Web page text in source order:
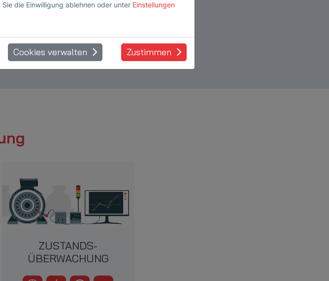
ZUSTANDS-
ÜBERWACHUNG
Sie die Einwilligung ablehnen oder unter Einstellungen
Cookies verwalten Zustimmen